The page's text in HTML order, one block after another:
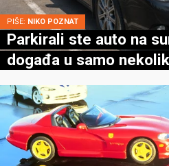
PIŠE: NIKO POZNAT
Parkirali ste auto na
događa u samo